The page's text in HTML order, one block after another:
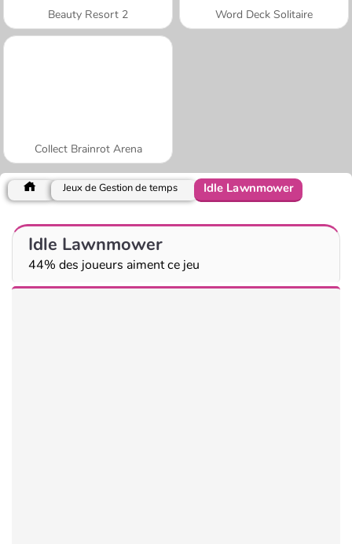
Beauty Resort 2 Word Deck Solitaire
Collect Brainrot Arena
Jeux de Gestion de temps Idle Lawnmower
Idle Lawnmower
44% des joueurs aiment ce jeu